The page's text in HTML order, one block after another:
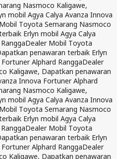
Nasmoco Kaligawe,
mobil Agya Calya Avanza Innova
Toyota Semarang Nasmoco
Erlyn mobil Agya Calya
Dealer Mobil Toyota
penawaran terbaik Erlyn
Alphard RanggaDealer
Kaligawe, Dapatkan penawaran
Innova Fortuner Alphard
Nasmoco Kaligawe,
mobil Agya Calya Avanza Innova
Toyota Semarang Nasmoco
Erlyn mobil Agya Calya
Dealer Mobil Toyota
penawaran terbaik Erlyn
Alphard RanggaDealer
Kaligawe, Dapatkan penawaran